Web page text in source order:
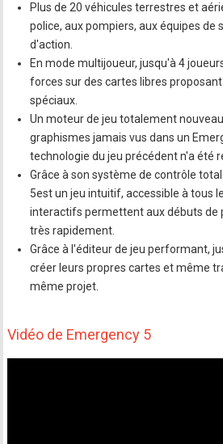
Plus de 20 véhicules terrestres et
police, aux pompiers, aux équipes de
d'action.
En mode multijoueur, jusqu'à 4
forces sur des cartes libres
spéciaux.
Un moteur de jeu totalement
graphismes jamais vus dans un
technologie du jeu précédent n'a été
Grâce à son système de contrôle
5est un jeu intuitif, accessible à tous
interactifs permettent aux débuts de
très rapidement.
Grâce à l'éditeur de jeu performant,
créer leurs propres cartes et même
même projet.
Vidéo de Emergency 5